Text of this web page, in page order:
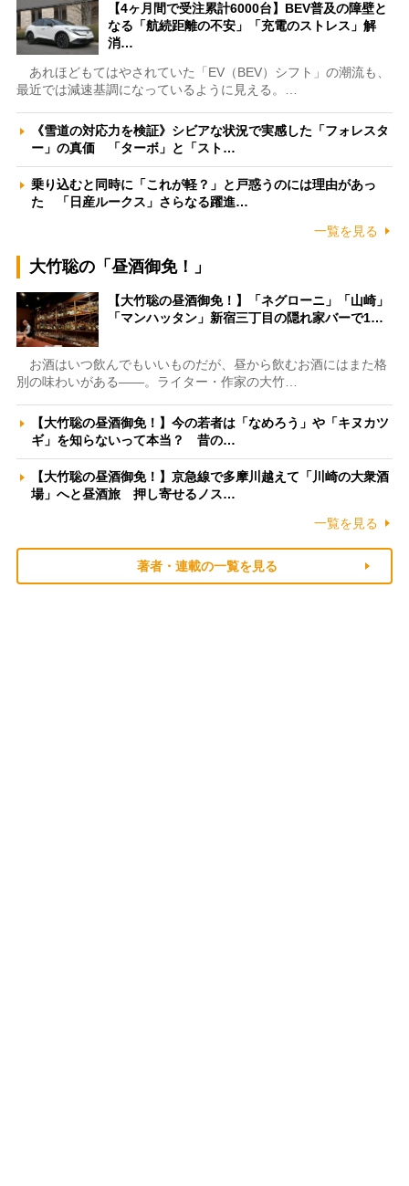
【4ヶ月間で受注累計6000台】BEV普及の障壁と
なる「航続距離の不安」「充電のストレス」解
消…
あれほどもてはやされていた「EV（BEV）シフト」の潮流も、
最近では減速基調になっているように見える。…
《雪道の対応力を検証》シビアな状況で実感した「フォレスタ
ー」の真価 「ターボ」と「スト…
乗り込むと同時に「これが軽？」と戸惑うのには理由があっ
た 「日産ルークス」さらなる躍進…
一覧を見る
大竹聡の「昼酒御免！」
【大竹聡の昼酒御免！】「ネグローニ」「山崎」
「マンハッタン」新宿三丁目の隠れ家バーで1…
お酒はいつ飲んでもいいものだが、昼から飲むお酒にはまた格
別の味わいがある――。ライター・作家の大竹…
【大竹聡の昼酒御免！】今の若者は「なめろう」や「キヌカツ
ギ」を知らないって本当？ 昔の…
【大竹聡の昼酒御免！】京急線で多摩川越えて「川崎の大衆酒
場」へと昼酒旅 押し寄せるノス…
一覧を見る
著者・連載の一覧を見る